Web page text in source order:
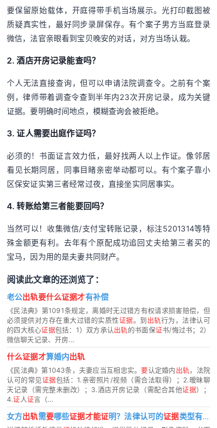
要保留原始载体，开庭得带手机当场展示。光打印截图被
质疑真实性，最好同步录屏保存。有个案子男方当庭登录
微信，法官亲眼看到宝贝晚安的对话，对方当场认栽。
2. 酒店开房记录能查吗？
个人无法直接查询，但可以申请法院调查令。之前有个案
例，律师带着调查令查到半年内23次开房记录，成为关键
证据。要明确时间地点，模糊查询会被拒绝。
3. 证人需要出庭作证吗？
必须的！书面证言效力低，最好找两人以上作证。像邻居
看见长期同居，同事目睹亲密举动都可以。有个案子靠小
区保安证实第三者经常过夜，直接坐实同居事实。
4. 转账给第三者能要回吗？
当然可以！收集微信/支付宝转账记录，标注5201314等特
殊金额更有利。去年有个原配成功追回丈夫给第三者买的
宝马，因为用的是夫妻共同财产。
阅读此文章的还浏览了：
老公出轨要什么证据才有补偿
《民法典》第1091条规定，离婚时无过错方有权请求损害赔偿，但
必须提供对方存在重大过错的实质性证据。到出轨行为，法律认可
的四大核心证据包括：1）双方承认出轨 的书面保证书/悔过书；2）
微信聊天记录、开房...
什么证据才算婚内出轨
《民法典》第1043条，夫妻应当互相忠实。要认定婚内出轨 ，法院
认可的常见证据包括：1.亲密照片/视频（需合法取得）；2.暧昧聊
天记录（需完整未删改）；3.酒店开房记录（需配合其他证据）；
4.证人证言（...
女方出轨需要哪些证据才能证明？法律认可的证据类型有哪些